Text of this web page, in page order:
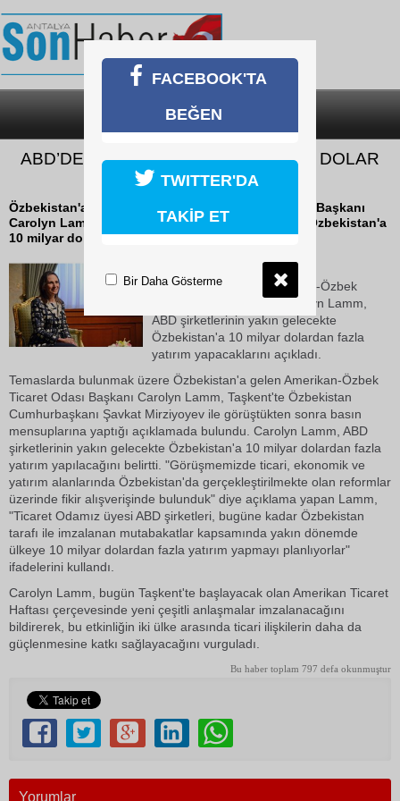
SON DAKİKA
ABD’DEN ÖZBEKİSTAN’A 10 MİLYAR DOLAR
YATIRIM
Özbekistan'a gelen Amerikan-Özbek Ticaret Odası Başkanı
Carolyn Lamm, ABD şirketlerinin yakın gelecekte Özbekistan'a
10 milyar dolardan fazla yatırım yapacaklarını...
23 Ekim 2018 Salı 11:53
Özbekistan'a gelen Amerikan-Özbek
Ticaret Odası Başkanı Carolyn Lamm,
ABD şirketlerinin yakın gelecekte
Özbekistan'a 10 milyar dolardan fazla
yatırım yapacaklarını açıkladı.
Temaslarda bulunmak üzere Özbekistan'a gelen Amerikan-Özbek
Ticaret Odası Başkanı Carolyn Lamm, Taşkent'te Özbekistan
Cumhurbaşkanı Şavkat Mirziyoyev ile görüştükten sonra basın
mensuplarına yaptığı açıklamada bulundu. Carolyn Lamm, ABD
şirketlerinin yakın gelecekte Özbekistan'a 10 milyar dolardan fazla
yatırım yapılacağını belirtti. "Görüşmemizde ticari, ekonomik ve
yatırım alanlarında Özbekistan'da gerçekleştirilmekte olan reformlar
üzerinde fikir alışverişinde bulunduk" diye açıklama yapan Lamm,
"Ticaret Odamız üyesi ABD şirketleri, bugüne kadar Özbekistan
tarafı ile imzalanan mutabakatlar kapsamında yakın dönemde
ülkeye 10 milyar dolardan fazla yatırım yapmayı planlıyorlar"
ifadelerini kullandı.
Carolyn Lamm, bugün Taşkent'te başlayacak olan Amerikan Ticaret
Haftası çerçevesinde yeni çeşitli anlaşmalar imzalanacağını
bildirerek, bu etkinliğin iki ülke arasında ticari ilişkilerin daha da
güçlenmesine katkı sağlayacağını vurguladı.
Bu haber toplam 797 defa okunmuştur
Yorumlar
FACEBOOK'TA
BEĞEN
TWITTER'DA
TAKİP ET
Bir Daha Gösterme